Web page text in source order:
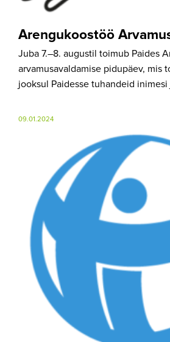
Arengukoostöö
Juba 7.–8. augustil toimub Paides
arvamusavaldamise pidupäev, mis
jooksul Paidesse tuhandeid
09.01.2024